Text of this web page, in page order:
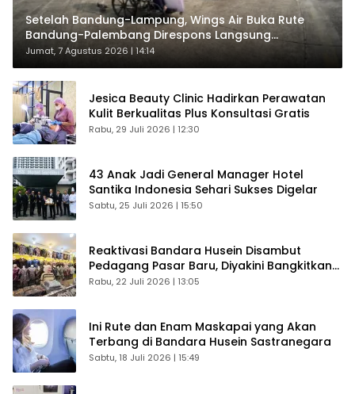
Setelah Bandung-Lampung, Wings Air Buka Rute
Bandung-Palembang Direspons Langsung
Penumpang
Jumat, 7 Agustus 2026 | 14:14
Jesica Beauty Clinic Hadirkan Perawatan
Kulit Berkualitas Plus Konsultasi Gratis
Rabu, 29 Juli 2026 | 12:30
43 Anak Jadi General Manager Hotel
Santika Indonesia Sehari Sukses Digelar
Sabtu, 25 Juli 2026 | 15:50
Reaktivasi Bandara Husein Disambut
Pedagang Pasar Baru, Diyakini Bangkitkan
Kembali Ekonomi Bandung
Rabu, 22 Juli 2026 | 13:05
Ini Rute dan Enam Maskapai yang Akan
Terbang di Bandara Husein Sastranegara
Sabtu, 18 Juli 2026 | 15:49